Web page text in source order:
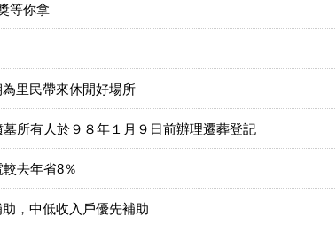
等你拿
里民帶來休閒好場所
所有人於９８年１月９日前辦理遷葬登記
去年省8％
，中低收入戶優先補助